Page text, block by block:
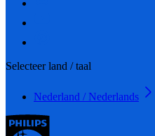
Selecteer land / taal
Nederland / Nederlands